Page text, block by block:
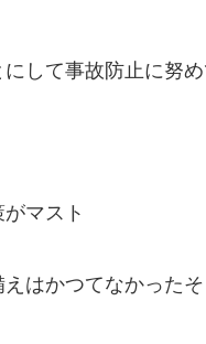
して事故防止に努
マスト
はかつてなかった